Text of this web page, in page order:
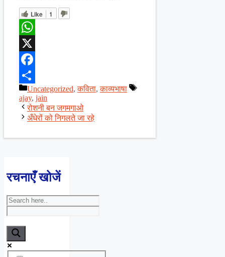
Like 1
WhatsApp
X
Facebook
Share
Categories
Uncategorized,कविता,काव्यभाषा
Tags
ajay, jain
रोशनी बन जगमगाओ
अँधेरों को निगलते जा रहे
रचनाएँ खोजें